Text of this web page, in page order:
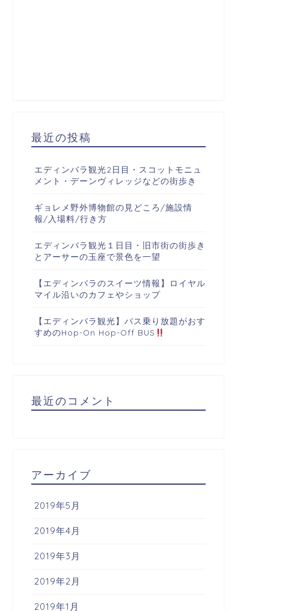
最近の投稿
エディンバラ観光2日目・スコットモニュ
メント・デーンヴィレッジなどの街歩き
ギョレメ野外博物館の見どころ/施設情
報/入場料/行き方
エディンバラ観光１日目・旧市街の街歩き
とアーサーの玉座で景色を一望
【エディンバラのスイーツ情報】ロイヤル
マイル沿いのカフェやショップ
【エディンバラ観光】バス乗り放題がおす
すめのHop-On Hop-Off BUS
最近のコメント
アーカイブ
2019年5月
2019年4月
2019年3月
2019年2月
2019年1月